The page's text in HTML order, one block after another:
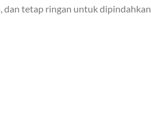
dan tetap ringan untuk dipindahkan